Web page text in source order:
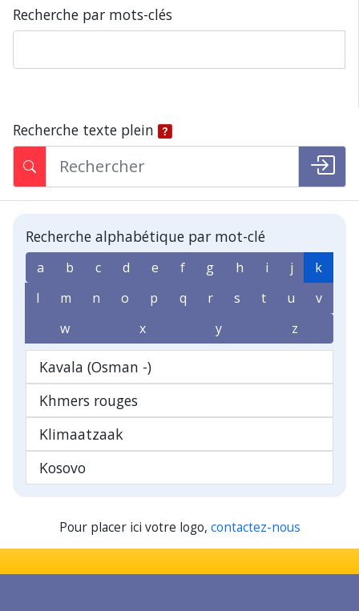
Recherche par mots-clés
Recherche texte plein
Recherche alphabétique par mot-clé
a b c d e f g h i j
k
l
m n o p q r s t u
v
w
x y z
Kavala (Osman -)
Khmers rouges
Klimaatzaak
Kosovo
Pour placer ici votre logo, contactez-nous